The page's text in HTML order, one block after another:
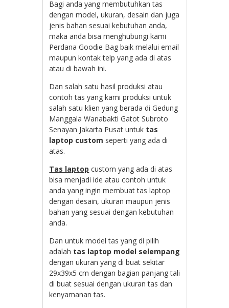
Bagi anda yang membutuhkan tas
dengan model, ukuran, desain dan juga
jenis bahan sesuai kebutuhan anda,
maka anda bisa menghubungi kami
Perdana Goodie Bag baik melalui email
maupun kontak telp yang ada di atas
atau di bawah ini.
Dan salah satu hasil produksi atau
contoh tas yang kami produksi untuk
salah satu klien yang berada di Gedung
Manggala Wanabakti Gatot Subroto
Senayan Jakarta Pusat untuk tas
laptop custom seperti yang ada di
atas.
Tas laptop custom yang ada di atas
bisa menjadi ide atau contoh untuk
anda yang ingin membuat tas laptop
dengan desain, ukuran maupun jenis
bahan yang sesuai dengan kebutuhan
anda.
Dan untuk model tas yang di pilih
adalah tas laptop model selempang
dengan ukuran yang di buat sekitar
29x39x5 cm dengan bagian panjang tali
di buat sesuai dengan ukuran tas dan
kenyamanan tas.